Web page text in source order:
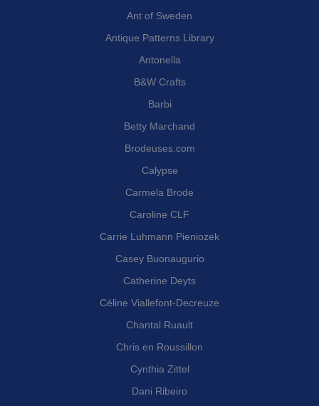
Ant of Sweden
Antique Patterns Library
Antonella
B&W Crafts
Barbi
Betty Marchand
Brodeuses.com
Calypse
Carmela Brode
Caroline CLF
Carrie Luhmann Pieniozek
Casey Buonaugurio
Catherine Deyts
Céline Viallefont-Decreuze
Chantal Ruault
Chris en Roussillon
Cynthia Zittel
Dani Ribeiro